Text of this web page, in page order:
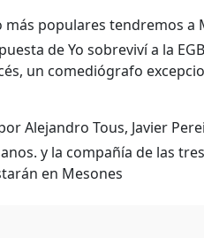
populares tendremos a
de Yo sobreviví a la
un comediógrafo
Alejandro Tous, Javier
y la compañía de las
en Mesones